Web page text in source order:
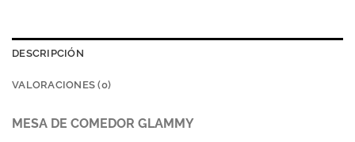
DESCRIPCIÓN
VALORACIONES (0)
MESA DE COMEDOR GLAMMY